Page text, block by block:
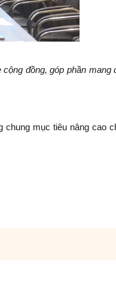
đồng, góp phần
mục tiêu nâng